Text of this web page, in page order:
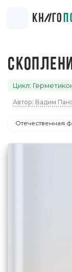
Цикл:
Автор: Вадим
Отечественная